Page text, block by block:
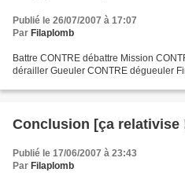
Publié le 26/07/2007 à 17:07
Par Filaplomb
Battre CONTRE débattre Mission
dérailler Gueuler CONTRE dégueuler
Conclusion [ça relativise
Publié le 17/06/2007 à 23:43
Par Filaplomb